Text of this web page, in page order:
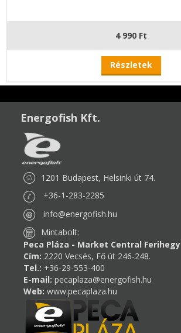
4 990 Ft
Részletek
Energofish Kft.
1201 Budapest, Helsinki út 74.
+36-1-283-2285
info@energofish.hu
Mintabolt:
Peca Pláza - Market Central Ferihegy
Cím: 2220 Vecsés, Fő út 246-248.
Tel.: +36-29-553-400
E-mail: pecaplaza@energofish.hu
Web: www.pecaplaza.hu